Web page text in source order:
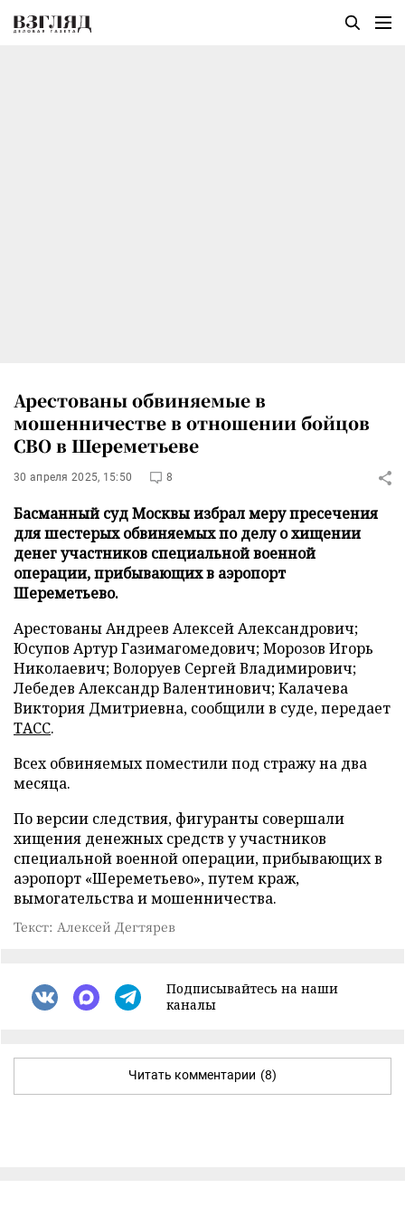
Арестованы обвиняемые в
мошенничестве в отношении бойцов
СВО в Шереметьеве
30 апреля 2025, 15:50 8
Басманный суд Москвы избрал меру пресечения
для шестерых обвиняемых по делу о хищении
денег участников специальной военной
операции, прибывающих в аэропорт
Шереметьево.
Арестованы Андреев Алексей Александрович;
Юсупов Артур Газимагомедович; Морозов Игорь
Николаевич; Волоруев Сергей Владимирович;
Лебедев Александр Валентинович; Калачева
Виктория Дмитриевна, сообщили в суде, передает
ТАСС.
Всех обвиняемых поместили под стражу на два
месяца.
По версии следствия, фигуранты совершали
хищения денежных средств у участников
специальной военной операции, прибывающих в
аэропорт «Шереметьево», путем краж,
вымогательства и мошенничества.
Текст: Алексей Дегтярев
Подписывайтесь на наши
каналы
Читать комментарии (8)